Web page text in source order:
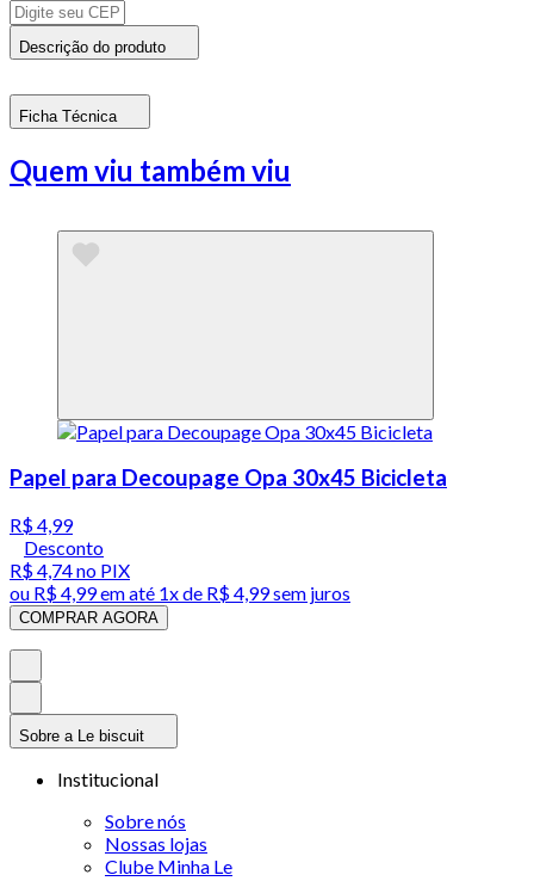
Descrição do produto
Ficha Técnica
Quem viu também viu
Papel para Decoupage Opa 30x45 Bicicleta
R$ 4,99
Desconto
R$ 4,74no PIX
ou R$ 4,99em até 1x de R$ 4,99sem juros
COMPRAR AGORA
Sobre a Le biscuit
Institucional
Sobre nós
Nossas lojas
Clube Minha Le